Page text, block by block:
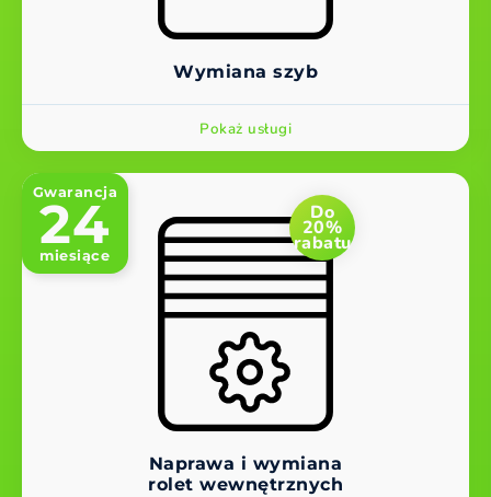
Wymiana szyb
Pokaż usługi
Gwarancja
24
miesiące
Do
20%
rabatu
Naprawa i wymiana
rolet wewnętrznych